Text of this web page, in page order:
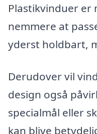
Plastikvinduer er
nemmere at
yderst holdbart,
Derudover vil
design også
specialmål eller
kan blive